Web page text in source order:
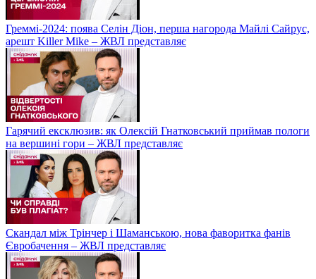
Греммі-2024: поява Селін Діон, перша нагорода Майлі Сайрус,
арешт Killer Mike – ЖВЛ представляє
Гарячий ексклюзив: як Олексій Гнатковський приймав пологи
на вершині гори – ЖВЛ представляє
Скандал між Трінчер і Шаманською, нова фаворитка фанів
Євробачення – ЖВЛ представляє